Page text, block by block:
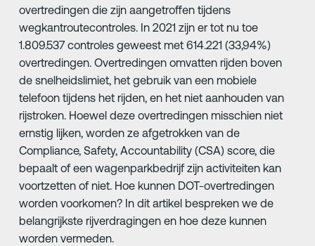
overtredingen die zijn aangetroffen tijdens
wegkantroutecontroles. In 2021 zijn er tot nu toe
1.809.537 controles geweest met 614.221 (33,94%)
overtredingen. Overtredingen omvatten rijden boven
de snelheidslimiet, het gebruik van een mobiele
telefoon tijdens het rijden, en het niet aanhouden van
rijstroken. Hoewel deze overtredingen misschien niet
ernstig lijken, worden ze afgetrokken van de
Compliance, Safety, Accountability (CSA) score, die
bepaalt of een wagenparkbedrijf zijn activiteiten kan
voortzetten of niet. Hoe kunnen DOT-overtredingen
worden voorkomen? In dit artikel bespreken we de
belangrijkste rijverdragingen en hoe deze kunnen
worden vermeden.